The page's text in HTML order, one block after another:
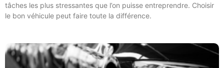
tâches les plus stressantes que l’on puisse entreprendre. Choisir
le bon véhicule peut faire toute la différence.